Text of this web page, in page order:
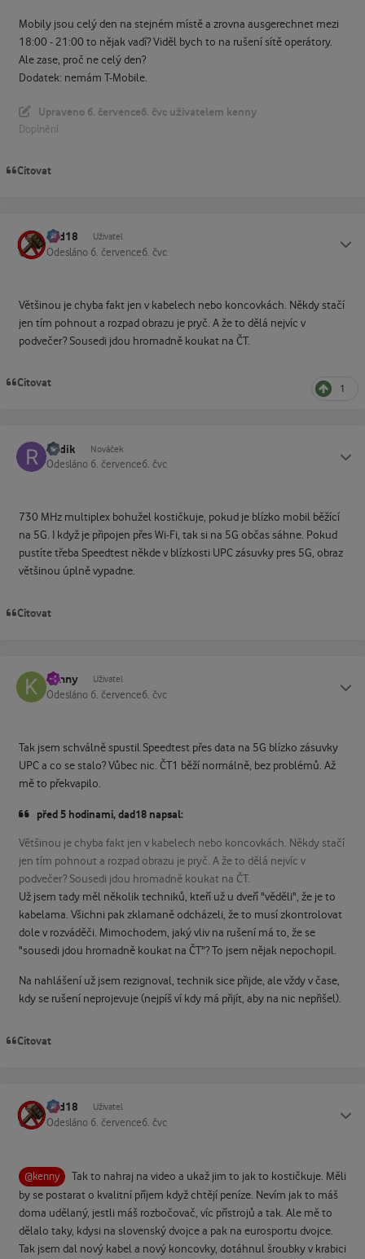
Mobily jsou celý den na stejném místě a zrovna ausgerechnet mezi
18:00 - 21:00 to nějak vadí? Viděl bych to na rušení sítě operátory.
Ale zase, proč ne celý den?
Dodatek: nemám T-Mobile.
Upraveno 6. července6. čvcuživatelem kenny
Doplnění
Citovat
dad18 Uživatel
Odesláno 6. července6. čvc
Většinou je chyba fakt jen v kabelech nebo koncovkách. Někdy stačí
jen tím pohnout a rozpad obrazu je pryč. A že to dělá nejvíc v
podvečer? Sousedi jdou hromadně koukat na ČT.
Citovat 1
Radik Nováček
Odesláno 6. července6. čvc
730 MHz multiplex bohužel kostičkuje, pokud je blízko mobil běžící
na 5G. I když je připojen přes Wi-Fi, tak si na 5G občas sáhne. Pokud
pustíte třeba Speedtest někde v blízkosti UPC zásuvky pres 5G, obraz
většinou úplně vypadne.
Citovat
kenny Uživatel
Odesláno 6. července6. čvc
Tak jsem schválně spustil Speedtest přes data na 5G blízko zásuvky
UPC a co se stalo? Vůbec nic. ČT1 běží normálně, bez problémů. Až
mě to překvapilo.
před 5 hodinami, dad18 napsal:
Většinou je chyba fakt jen v kabelech nebo koncovkách. Někdy stačí
jen tím pohnout a rozpad obrazu je pryč. A že to dělá nejvíc v
podvečer? Sousedi jdou hromadně koukat na ČT.
Už jsem tady měl několik techniků, kteří už u dveří "věděli", že je to
kabelama. Všichni pak zklamaně odcházeli, že to musí zkontrolovat
dole v rozváděči. Mimochodem, jaký vliv na rušení má to, že se
"sousedi jdou hromadně koukat na ČT"? To jsem nějak nepochopil.
Na nahlášení už jsem rezignoval, technik sice přijde, ale vždy v čase,
kdy se rušení neprojevuje (nejpíš ví kdy má přijít, aby na nic nepřišel).
Citovat
dad18 Uživatel
Odesláno 6. července6. čvc
@kenny
Tak to nahraj na video a ukaž jim to jak to kostičkuje. Měli
by se postarat o kvalitní příjem když chtějí peníze. Nevím jak to máš
doma udělaný, jestli máš rozbočovač, víc přístrojů a tak. Ale mě to
dělalo taky, kdysi na slovenský dvojce a pak na eurosportu dvojce.
Tak jsem dal nový kabel a nový koncovky, dotáhnul šroubky v krabici